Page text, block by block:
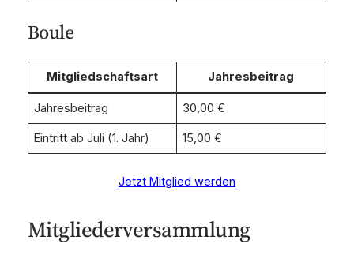
Boule
Mitgliedschaftsart Jahresbeitrag
Jahresbeitrag 30,00 €
Eintritt ab Juli (1. Jahr) 15,00 €
Jetzt Mitglied werden
Mitgliederversammlung